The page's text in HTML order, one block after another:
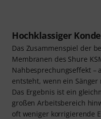
Hochklassiger
Das Zusammenspiel der
Membranen des Shure
Nahbesprechungseffekt –
entsteht, wenn ein
Das Ergebnis ist ein
großen Arbeitsbereich
oft weniger korrigierende